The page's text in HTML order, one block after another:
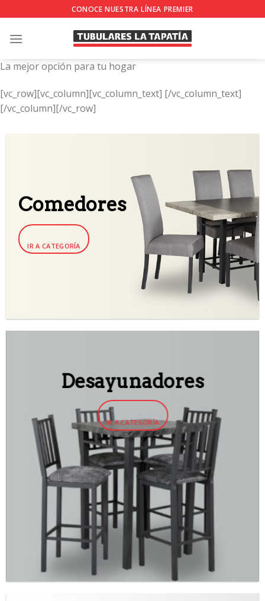
to
content
CONOCE NUESTRA LÍNEA PREMIER
La mejor opción para tu hogar
[vc_row][vc_column][vc_column_text] [/vc_column_text]
[/vc_column][/vc_row]
Comedores
IR A CATEGORÍA
Desayunadores
IR A CATEGORÍA